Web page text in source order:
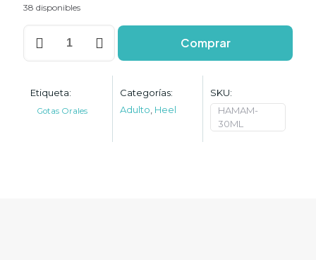
38 disponibles
Hamamelis-
Homaccord
cantidad
Comprar
Etiqueta:
Gotas Orales
Categorías:
Adulto Heel
SKU:
HAMAM-
30ML